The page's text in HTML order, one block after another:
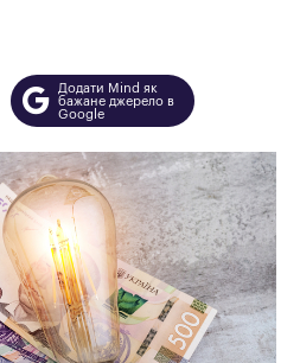
Додати Mind як
бажане джерело в
Google